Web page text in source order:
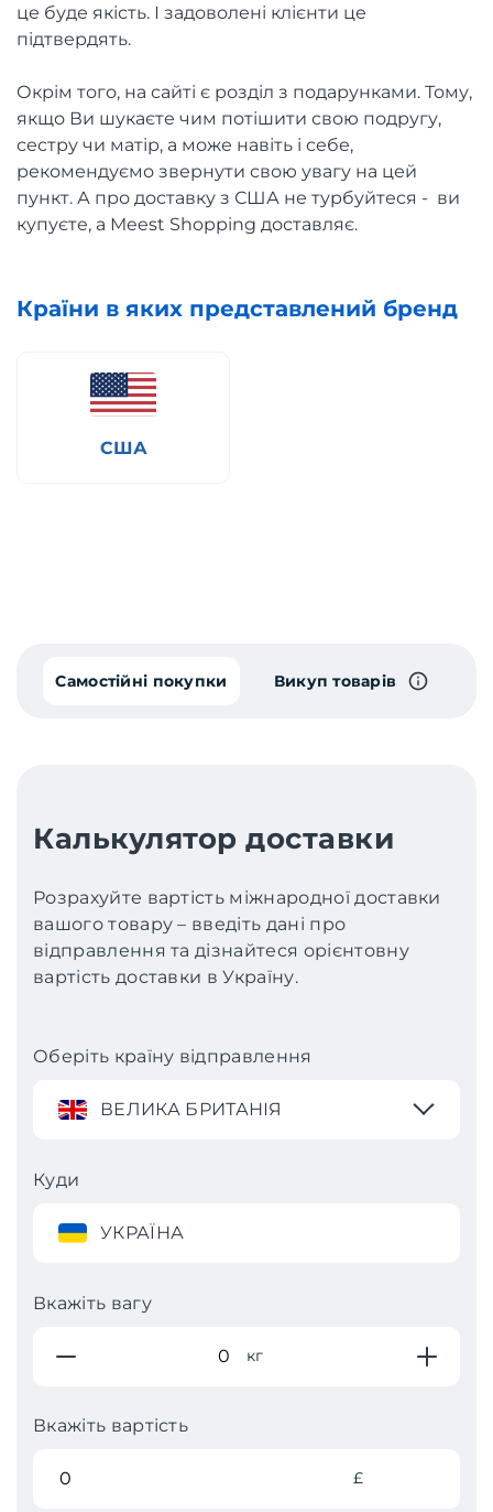
це буде якість. І задоволені клієнти це
підтвердять.
Окрім того, на сайті є розділ з подарунками. Тому,
якщо Ви шукаєте чим потішити свою подругу,
сестру чи матір, а може навіть і себе,
рекомендуємо звернути свою увагу на цей
пункт. А про доставку з США не турбуйтеся - ви
купуєте, а Meest Shopping доставляє.
Країни в яких представлений бренд
США
Самостійні покупки Викуп товарів
Калькулятор доставки
Розрахуйте вартість міжнародної доставки
вашого товару – введіть дані про
відправлення та дізнайтеся орієнтовну
вартість доставки в Україну.
Оберіть країну відправлення
ВЕЛИКА БРИТАНІЯ
Куди
УКРАЇНА
Вкажіть вагу
кг
Вкажіть вартість
£